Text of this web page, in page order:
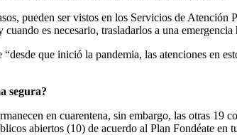
pueden ser vistos en los Servicios de
cuando es necesario, trasladarlos a una emergencia
“desde que inició la pandemia, las atenciones en
segura?
en cuarentena, sin embargo, las otras 19
abiertos (10) de acuerdo al Plan Fondéate en